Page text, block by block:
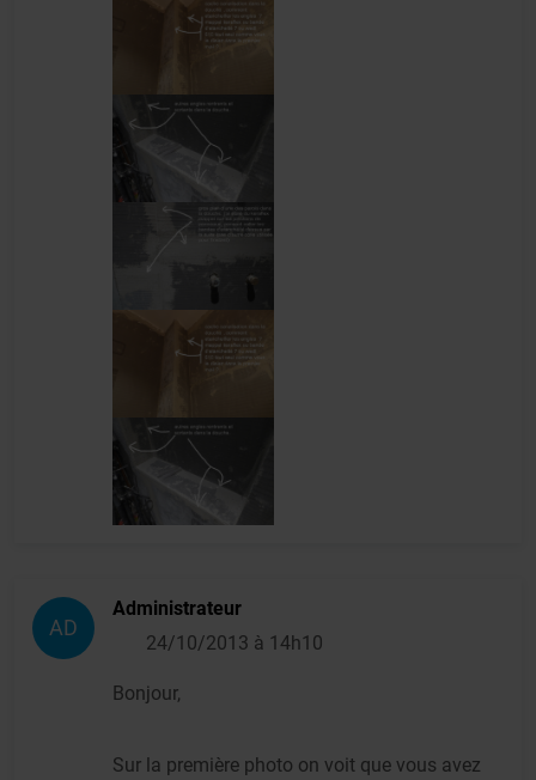
AD
Administrateur
24/10/2013 à 14h10
Bonjour,
Sur la première photo on voit que vous avez